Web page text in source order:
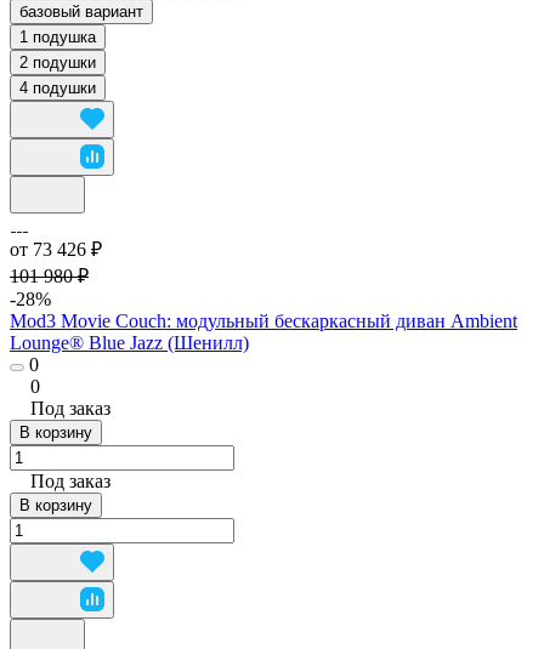
базовый вариант
1 подушка
2 подушки
4 подушки
от 73 426 ₽
101 980 ₽
-28%
Mod3 Movie Couch: модульный бескаркасный диван Ambient
Lounge® Blue Jazz (Шенилл)
0
0
Под заказ
В корзину
Под заказ
В корзину